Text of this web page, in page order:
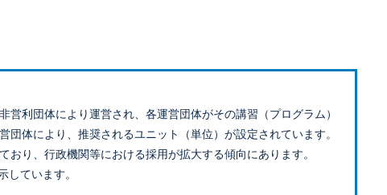
利団体により運営され、各運営団体がその講習（プログラム）
体により、推奨されるユニット（単位）が設定されています。
り、行政機関等における採用が拡大する傾向にあります。
ています。